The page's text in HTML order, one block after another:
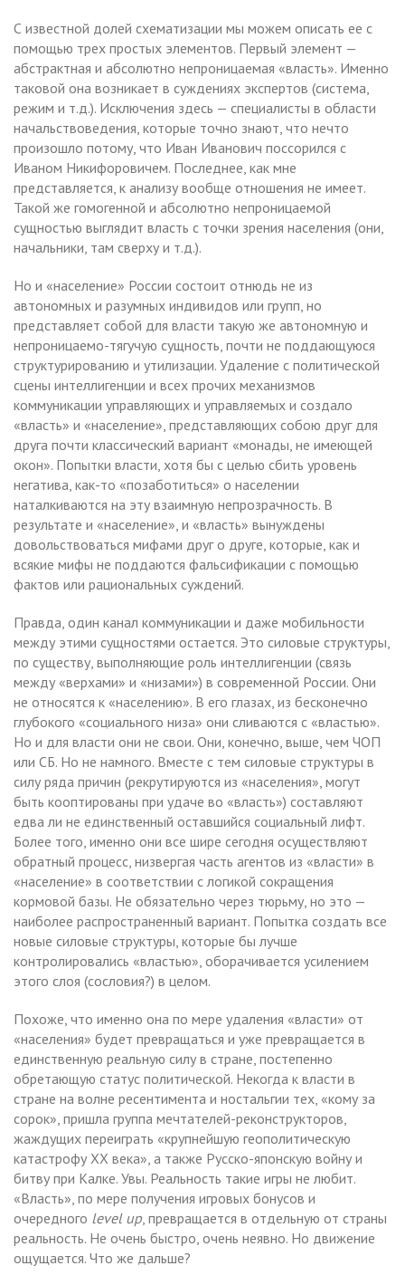
С известной долей схематизации мы можем описать ее с
помощью трех простых элементов. Первый элемент —
абстрактная и абсолютно непроницаемая «власть». Именно
таковой она возникает в суждениях экспертов (система,
режим и т.д.). Исключения здесь — специалисты в области
начальствоведения, которые точно знают, что нечто
произошло потому, что Иван Иванович поссорился с
Иваном Никифоровичем. Последнее, как мне
представляется, к анализу вообще отношения не имеет.
Такой же гомогенной и абсолютно непроницаемой
сущностью выглядит власть с точки зрения населения (они,
начальники, там сверху и т.д.).
Но и «население» России состоит отнюдь не из
автономных и разумных индивидов или групп, но
представляет собой для власти такую же автономную и
непроницаемо-тягучую сущность, почти не поддающуюся
структурированию и утилизации. Удаление с политической
сцены интеллигенции и всех прочих механизмов
коммуникации управляющих и управляемых и создало
«власть» и «население», представляющих собою друг для
друга почти классический вариант «монады, не имеющей
окон». Попытки власти, хотя бы с целью сбить уровень
негатива, как-то «позаботиться» о населении
наталкиваются на эту взаимную непрозрачность. В
результате и «население», и «власть» вынуждены
довольствоваться мифами друг о друге, которые, как и
всякие мифы не поддаются фальсификации с помощью
фактов или рациональных суждений.
Правда, один канал коммуникации и даже мобильности
между этими сущностями остается. Это силовые структуры,
по существу, выполняющие роль интеллигенции (связь
между «верхами» и «низами») в современной России. Они
не относятся к «населению». В его глазах, из бесконечно
глубокого «социального низа» они сливаются с «властью».
Но и для власти они не свои. Они, конечно, выше, чем ЧОП
или СБ. Но не намного. Вместе с тем силовые структуры в
силу ряда причин (рекрутируются из «населения», могут
быть кооптированы при удаче во «власть») составляют
едва ли не единственный оставшийся социальный лифт.
Более того, именно они все шире сегодня осуществляют
обратный процесс, низвергая часть агентов из «власти» в
«население» в соответствии с логикой сокращения
кормовой базы. Не обязательно через тюрьму, но это —
наиболее распространенный вариант. Попытка создать все
новые силовые структуры, которые бы лучше
контролировались «властью», оборачивается усилением
этого слоя (сословия?) в целом.
Похоже, что именно она по мере удаления «власти» от
«населения» будет превращаться и уже превращается в
единственную реальную силу в стране, постепенно
обретающую статус политической. Некогда к власти в
стране на волне ресентимента и ностальгии тех, «кому за
сорок», пришла группа мечтателей-реконструкторов,
жаждущих переиграть «крупнейшую геополитическую
катастрофу ХХ века», а также Русско-японскую войну и
битву при Калке. Увы. Реальность такие игры не любит.
«Власть», по мере получения игровых бонусов и
очередного level up , превращается в отдельную от страны
реальность. Не очень быстро, очень неявно. Но движение
ощущается. Что же дальше?